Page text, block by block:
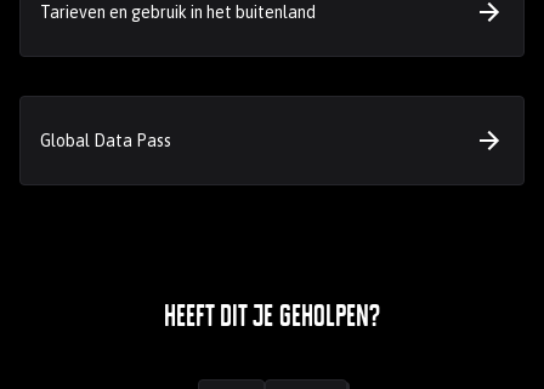
Tarieven en gebruik in het buitenland
Global Data Pass
Heeft dit je geholpen?